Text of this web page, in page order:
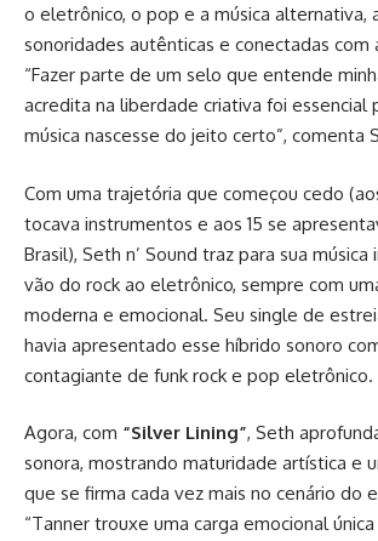
o eletrônico, o pop e a música alternativa,
sonoridades autênticas e conectadas com
“Fazer parte de um selo que entende
acredita na liberdade criativa foi essencial
música nascesse do jeito certo”, comenta
Com uma trajetória que começou cedo
tocava instrumentos e aos 15 se
Brasil), Seth n’ Sound traz para sua música
vão do rock ao eletrônico, sempre com
moderna e emocional. Seu single de
havia apresentado esse híbrido sonoro
contagiante de funk rock e pop eletrônico.
Agora, com “Silver Lining”, Seth
sonora, mostrando maturidade artística e
que se firma cada vez mais no cenário do
“Tanner trouxe uma carga emocional